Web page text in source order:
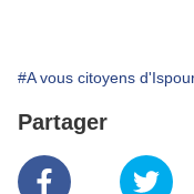
#A vous citoyens
Partager